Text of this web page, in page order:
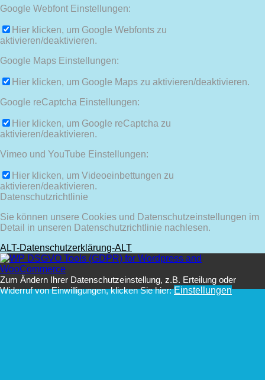
Google Webfont Einstellungen:
Hier klicken, um Google Webfonts zu
aktivieren/deaktivieren.
Google Maps Einstellungen:
Hier klicken, um Google Maps zu aktivieren/deaktivieren.
Google reCaptcha Einstellungen:
Hier klicken, um Google reCaptcha zu
aktivieren/deaktivieren.
Vimeo und YouTube Einstellungen:
Hier klicken, um Videoeinbettungen zu
aktivieren/deaktivieren.
Datenschutzrichtlinie
Sie können unsere Cookies und Datenschutzeinstellungen im
Detail in unseren Datenschutzrichtlinie nachlesen.
ALT-Datenschutzerklärung-ALT
Zum Ändern Ihrer Datenschutzeinstellung, z.B. Erteilung oder
Widerruf von Einwilligungen, klicken Sie hier:Einstellungen